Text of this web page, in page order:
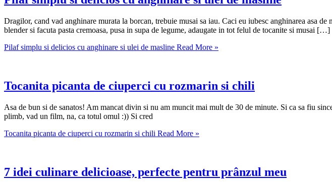
Dragilor, cand vad anghinare murata la borcan, trebuie musai sa iau. Caci eu iubesc anghinarea asa
blender si facuta pasta cremoasa, pusa in supa de legume, adaugate in tot felul de tocanite si musai […]
Pilaf simplu si delicios cu anghinare si ulei de masline Read More »
Tocanita picanta de ciuperci cu rozmarin si chili
Asa de bun si de sanatos! Am mancat divin si nu am muncit mai mult de 30 de minute. Si ca sa fiu
plimb, vad un film, na, ca totul omul :)) Si cred
Tocanita picanta de ciuperci cu rozmarin si chili Read More »
7 idei culinare delicioase, perfecte pentru prânzul meu